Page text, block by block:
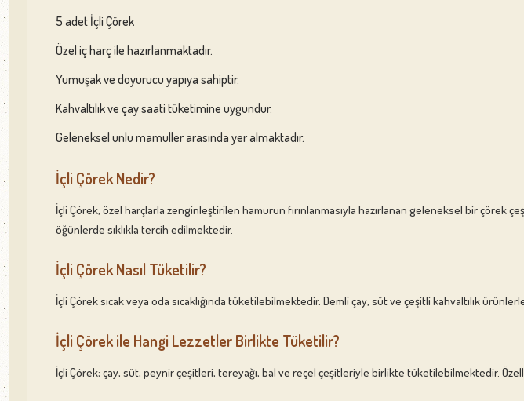
5 adet İçli Çörek
Özel iç harç ile hazırlanmaktadır.
Yumuşak ve doyurucu yapıya sahiptir.
Kahvaltılık ve çay saati tüketimine uygundur.
Geleneksel unlu mamuller arasında yer almaktadır.
İçli Çörek Nedir?
İçli Çörek, özel harçlarla zenginleştirilen hamurun fırınlanmasıyla hazırlanan geleneksel bir çörek
öğünlerde sıklıkla tercih edilmektedir.
İçli Çörek Nasıl Tüketilir?
İçli Çörek sıcak veya oda sıcaklığında tüketilebilmektedir. Demli çay, süt ve çeşitli kahvaltılık
İçli Çörek ile Hangi Lezzetler Birlikte Tüketilir?
İçli Çörek; çay, süt, peynir çeşitleri, tereyağı, bal ve reçel çeşitleriyle birlikte tüketilebilmektedir.